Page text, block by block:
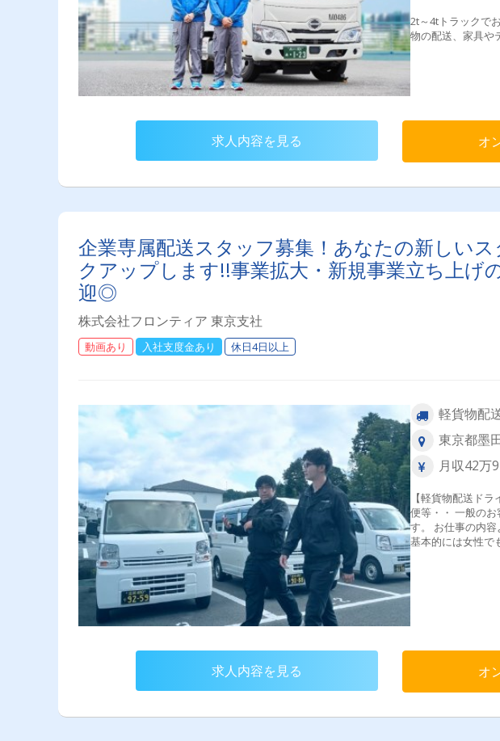
2t～4tトラックで
物の配送、家具や
求人内容を見る オ
企業専属配送スタッフ募集！あなたの新しい
クアップします!!事業拡大・新規事業立ち上げ
迎◎
株式会社フロンティア 東京支社
動画あり 入社支度金あり 休日4日以上
軽貨物配
東京都墨
月収42万
【軽貨物配送ド
便等・・ 一般の
す。 お仕事の内容
基本的には女性で
れば、どなたでもOkのお仕事です
道など時間をコントロールできま
めお客様の顔が見
す」とお礼を言わ
なり、荷物を運ん
初めての方もご
業は、他社にな
います。ご安心く
求人内容を見る オ